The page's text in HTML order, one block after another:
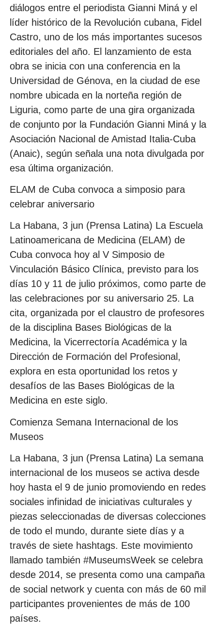
diálogos entre el periodista Gianni Miná y el
líder histórico de la Revolución cubana, Fidel
Castro, uno de los más importantes sucesos
editoriales del año. El lanzamiento de esta
obra se inicia con una conferencia en la
Universidad de Génova, en la ciudad de ese
nombre ubicada en la norteña región de
Liguria, como parte de una gira organizada
de conjunto por la Fundación Gianni Miná y la
Asociación Nacional de Amistad Italia-Cuba
(Anaic), según señala una nota divulgada por
esa última organización.
ELAM de Cuba convoca a simposio para
celebrar aniversario
La Habana, 3 jun (Prensa Latina) La Escuela
Latinoamericana de Medicina (ELAM) de
Cuba convoca hoy al V Simposio de
Vinculación Básico Clínica, previsto para los
días 10 y 11 de julio próximos, como parte de
las celebraciones por su aniversario 25. La
cita, organizada por el claustro de profesores
de la disciplina Bases Biológicas de la
Medicina, la Vicerrectoría Académica y la
Dirección de Formación del Profesional,
explora en esta oportunidad los retos y
desafíos de las Bases Biológicas de la
Medicina en este siglo.
Comienza Semana Internacional de los
Museos
La Habana, 3 jun (Prensa Latina) La semana
internacional de los museos se activa desde
hoy hasta el 9 de junio promoviendo en redes
sociales infinidad de iniciativas culturales y
piezas seleccionadas de diversas colecciones
de todo el mundo, durante siete días y a
través de siete hashtags. Este movimiento
llamado también #MuseumsWeek se celebra
desde 2014, se presenta como una campaña
de social network y cuenta con más de 60 mil
participantes provenientes de más de 100
países.